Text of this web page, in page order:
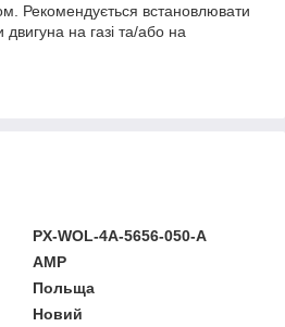
Рекомендується встановлювати
двигуна на газі та/або на
PX-WOL-4A-5656-050-A
AMP
Польща
Новий